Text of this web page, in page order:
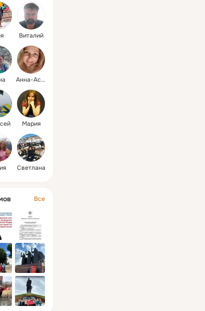
Виталий
Анна-Ассоль
Мария
Светлана
Все